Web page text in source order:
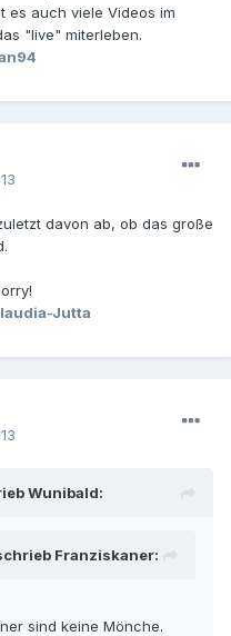
es auch viele Videos im
"live" miterleben.
davon ab, ob das große
Jutta
Wunibald:
Franziskaner:
sind keine Mönche.